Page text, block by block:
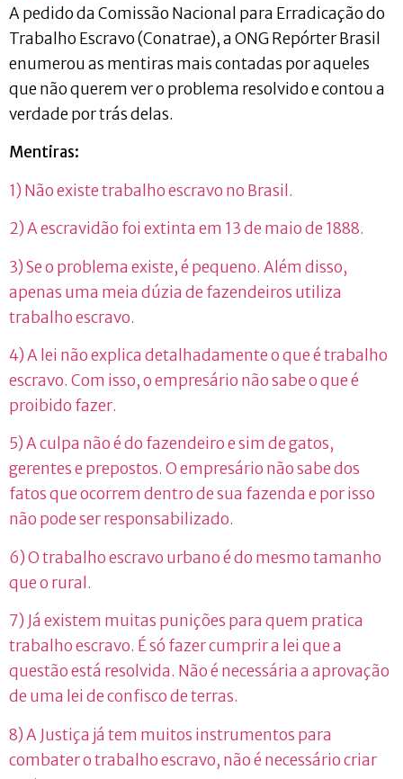
A pedido da Comissão Nacional para Erradicação do
Trabalho Escravo (Conatrae), a ONG Repórter Brasil
enumerou as mentiras mais contadas por aqueles
que não querem ver o problema resolvido e contou a
verdade por trás delas.
Mentiras:
1) Não existe trabalho escravo no Brasil.
2) A escravidão foi extinta em 13 de maio de 1888.
3) Se o problema existe, é pequeno. Além disso,
apenas uma meia dúzia de fazendeiros utiliza
trabalho escravo.
4) A lei não explica detalhadamente o que é trabalho
escravo. Com isso, o empresário não sabe o que é
proibido fazer.
5) A culpa não é do fazendeiro e sim de gatos,
gerentes e prepostos. O empresário não sabe dos
fatos que ocorrem dentro de sua fazenda e por isso
não pode ser responsabilizado.
6) O trabalho escravo urbano é do mesmo tamanho
que o rural.
7) Já existem muitas punições para quem pratica
trabalho escravo. É só fazer cumprir a lei que a
questão está resolvida. Não é necessária a aprovação
de uma lei de confisco de terras.
8) A Justiça já tem muitos instrumentos para
combater o trabalho escravo, não é necessário criar